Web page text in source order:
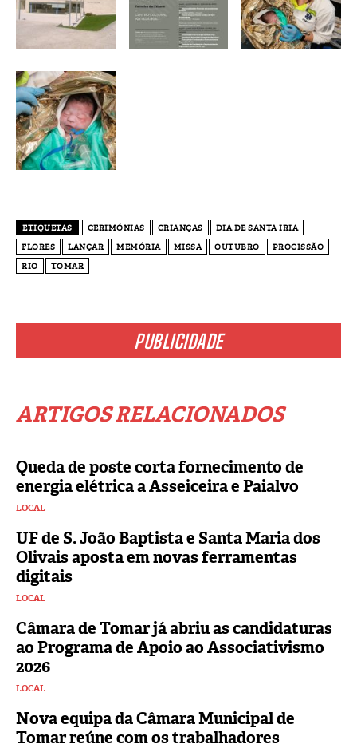
PUBLICIDADE
ARTIGOS RELACIONADOS
Queda de poste corta fornecimento de
energia elétrica a Asseiceira e Paialvo
LOCAL
UF de S. João Baptista e Santa Maria dos
Olivais aposta em novas ferramentas
digitais
LOCAL
Câmara de Tomar já abriu as candidaturas
ao Programa de Apoio ao Associativismo
2026
LOCAL
Nova equipa da Câmara Municipal de
Tomar reúne com os trabalhadores
ETIQUETAS CERIMÓNIAS CRIANÇAS
DIA DE SANTA IRIA
FLORES
LANÇAR MEMÓRIA MISSA OUTUBRO
PROCISSÃO
RIO
TOMAR